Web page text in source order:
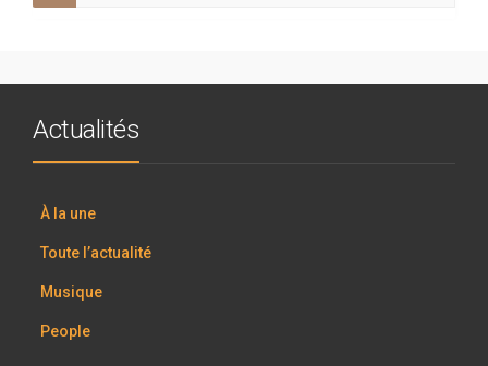
Actualités
À la une
Toute l’actualité
Musique
People